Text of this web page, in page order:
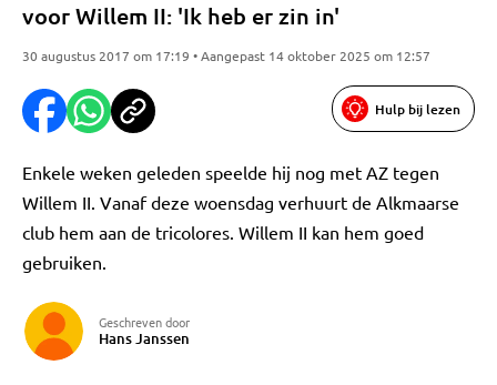
voor Willem II: 'Ik heb er zin in'
30 augustus 2017 om 17:19 • Aangepast 14 oktober 2025 om 12:57
Hulp bij lezen
Enkele weken geleden speelde hij nog met AZ tegen
Willem II. Vanaf deze woensdag verhuurt de Alkmaarse
club hem aan de tricolores. Willem II kan hem goed
gebruiken.
Geschreven door
Hans Janssen